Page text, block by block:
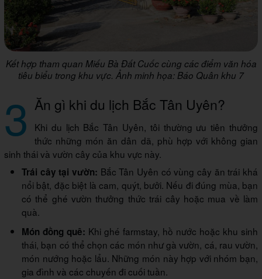
Kết hợp tham quan Miếu Bà Đất Cuốc cùng các điểm văn hóa
tiêu biểu trong khu vực. Ảnh minh họa: Báo Quân khu 7
3 Ăn gì khi du lịch Bắc Tân Uyên?
Khi du lịch Bắc Tân Uyên, tôi thường ưu tiên thưởng
thức những món ăn dân dã, phù hợp với không gian
sinh thái và vườn cây của khu vực này.
Trái cây tại vườn: Bắc Tân Uyên có vùng cây ăn trái khá
nổi bật, đặc biệt là cam, quýt, bưởi. Nếu đi đúng mùa, bạn
có thể ghé vườn thưởng thức trái cây hoặc mua về làm
quà.
Món đồng quê: Khi ghé farmstay, hồ nước hoặc khu sinh
thái, bạn có thể chọn các món như gà vườn, cá, rau vườn,
món nướng hoặc lẩu. Những món này hợp với nhóm bạn,
gia đình và các chuyến đi cuối tuần.